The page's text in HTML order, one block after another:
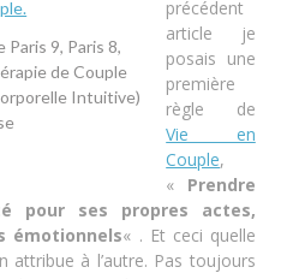
9, Paris 8,
de Couple
Intuitive)
précédent
article je
posais une
première
règle de
Vie en
Couple,
« Prendre
pour ses propres actes,
émotionnels« . Et ceci quelle
attribue à l’autre. Pas toujours